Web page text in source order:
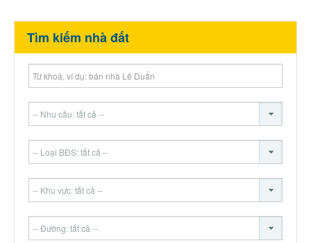
Tìm kiếm nhà đất